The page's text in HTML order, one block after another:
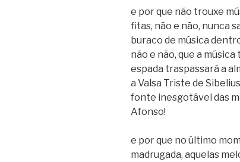
e por que não trouxe
fitas, não e não, nunca
buraco de música
não e não, que a
espada traspassará a
a Valsa Triste de
fonte inesgotável das
Afonso!
e por que no último
madrugada, aquelas